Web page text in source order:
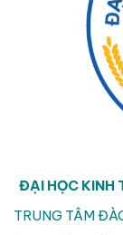
ĐẠI HỌC KINH
TRUNG TÂM